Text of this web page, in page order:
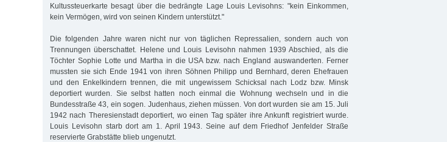
Kultussteuerkarte besagt über die bedrängte Lage Louis Levisohns: "kein Einkommen,
kein Vermögen, wird von seinen Kindern unterstützt."
Die folgenden Jahre waren nicht nur von täglichen Repressalien, sondern auch von
Trennungen überschattet. Helene und Louis Levisohn nahmen 1939 Abschied, als die
Töchter Sophie Lotte und Martha in die USA bzw. nach England auswanderten. Ferner
mussten sie sich Ende 1941 von ihren Söhnen Philipp und Bernhard, deren Ehefrauen
und den Enkelkindern trennen, die mit ungewissem Schicksal nach Lodz bzw. Minsk
deportiert wurden. Sie selbst hatten noch einmal die Wohnung wechseln und in die
Bundesstraße 43, ein sogen. Judenhaus, ziehen müssen. Von dort wurden sie am 15. Juli
1942 nach Theresienstadt deportiert, wo einen Tag später ihre Ankunft registriert wurde.
Louis Levisohn starb dort am 1. April 1943. Seine auf dem Friedhof Jenfelder Straße
reservierte Grabstätte blieb ungenutzt.